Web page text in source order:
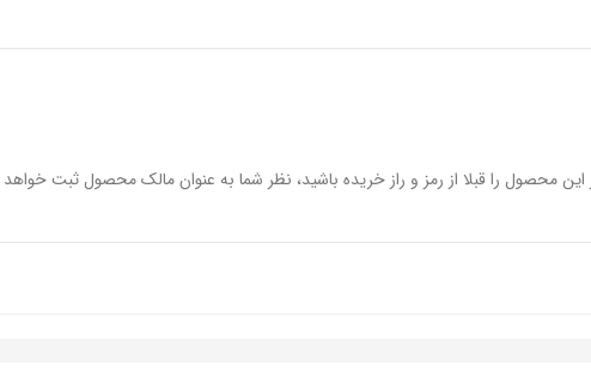
سرخ‌شده در نور روز می‌بخشند. پس از آن، کوارتت باشکوه گل رز، شکوفه
تصویری از زنانگی خلق کنند که اکنون حتی باشکوه‌تر و دلپذیرتر است. در مراحل
محصول را قبلا از رمز و راز خریده باشید، نظر شما به عنوان مالک محصول ثبت